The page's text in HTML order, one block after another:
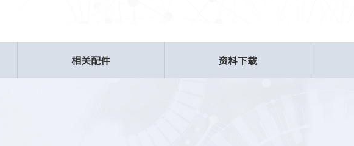
相关配件 资料下载